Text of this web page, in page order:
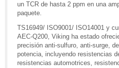
un TCR de hasta 2 ppm en una
paquete.
TS16949/ ISO9001/ ISO14001 y
AEC-Q200, Viking ha estado
precisión anti-sulfuro, anti-surge,
potencia, incluyendo resistencias
resistencias automotrices,